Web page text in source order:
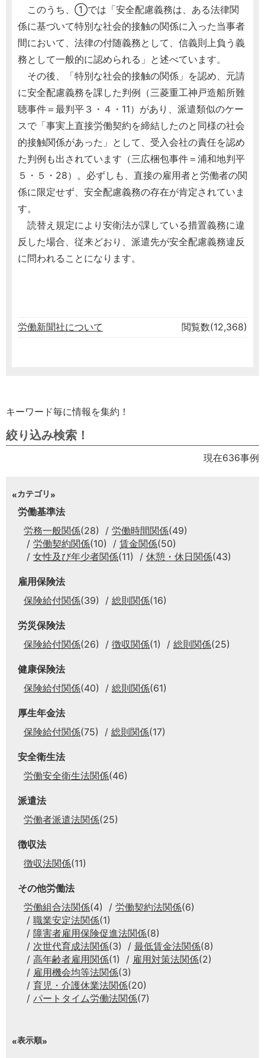
このうち、①では「安全配慮義務は、ある法律関
係に基づいて特別な社会的接触の関係に入った当事者
間において、法律の付随義務として、信義則上負う義
務として一般的に認められる」と述べています。
その後、「特別な社会的接触の関係」を認め、元請
に安全配慮義務を課した判例（三菱重工神戸造船所難
聴事件＝最判平３・４・11）があり、派遣類似のケー
スで「事実上直接労働契約を締結したのと同様の社会
的接触関係があった」として、受入会社の責任を認め
た判例も出されています（三広梱包事件＝浦和地判平
５・５・28）。必ずしも、直接の雇用者と労働者の関
係に限定せず、安全配慮義務の存在が肯定されていま
す。
読替え規定により安衛法が課している措置義務に違
反した場合、従来どおり、派遣先が安全配慮義務違反
に問われることになります。
労働新聞社について 閲覧数(12,368)
キーワード毎に情報を集約！
絞り込み検索！
現在636事例
カテゴリ
労働基準法
労務一般関係(28) 労働時間関係(49)
労働契約関係(10) 賃金関係(50)
女性及び年少者関係(11) 休憩・休日関係(43)
雇用保険法
保険給付関係(39) 総則関係(16)
労災保険法
保険給付関係(26) 徴収関係(1) 総則関係(25)
健康保険法
保険給付関係(40) 総則関係(61)
厚生年金法
保険給付関係(75) 総則関係(17)
安全衛生法
労働安全衛生法関係(46)
派遣法
労働者派遣法関係(25)
徴収法
徴収法関係(11)
その他労働法
労働組合法関係(4) 労働契約法関係(6)
職業安定法関係(1)
障害者雇用保険促進法関係(8)
次世代育成法関係(3) 最低賃金法関係(8)
高年齢者雇用関係(1) 雇用対策法関係(2)
雇用機会均等法関係(3)
育児・介護休業法関係(20)
パートタイム労働法関係(7)
表示順